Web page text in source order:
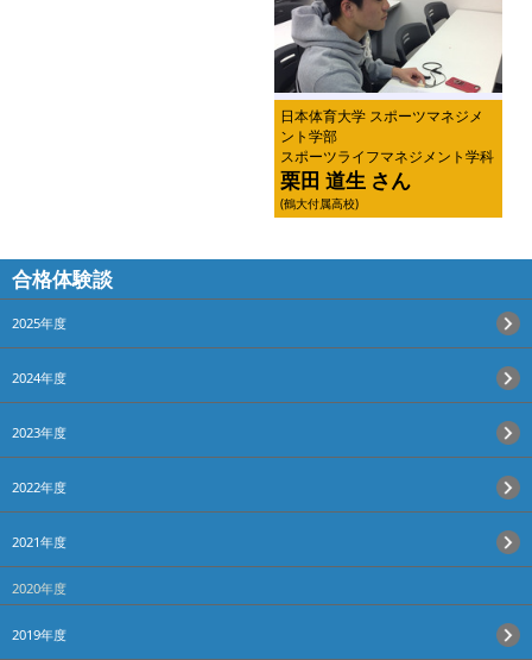
日本体育大学 スポーツマネジメ
ント学部
スポーツライフマネジメント学科
栗田 道生 さん
(鶴大付属高校)
合格体験談
2025年度
2024年度
2023年度
2022年度
2021年度
2020年度
2019年度